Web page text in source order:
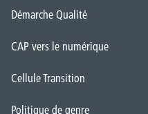
Démarche Qualité
CAP vers le numérique
Cellule Transition
Politique de genre